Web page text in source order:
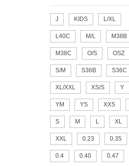
J KIDS L/XL
L40C M/L M38B
M38C O/S OSZ
S/M S36B S36C
XL/XXL XS/S Y
YM YS XXS
S M L XL
XXL 0.23 0.35
0.4 0.40 0.47